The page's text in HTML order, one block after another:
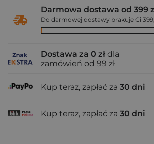
Darmowa dostawa od 399
Do darmowej dostawy brakuje Ci
Dostawa za 0 zł dla
zamówień od 99 zł
Kup teraz, zapłać za 30 dni
Kup teraz, zapłać za 30 dni